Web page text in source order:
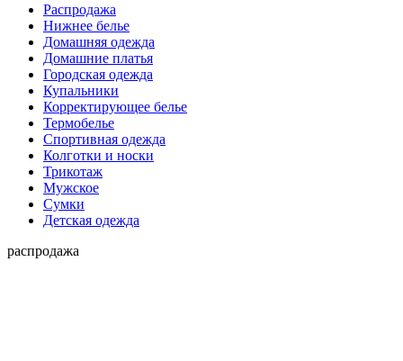
Распродажа
Нижнее белье
Домашняя одежда
Домашние платья
Городская одежда
Купальники
Корректирующее белье
Термобелье
Спортивная одежда
Колготки и носки
Трикотаж
Мужское
Сумки
Детская одежда
распродажа